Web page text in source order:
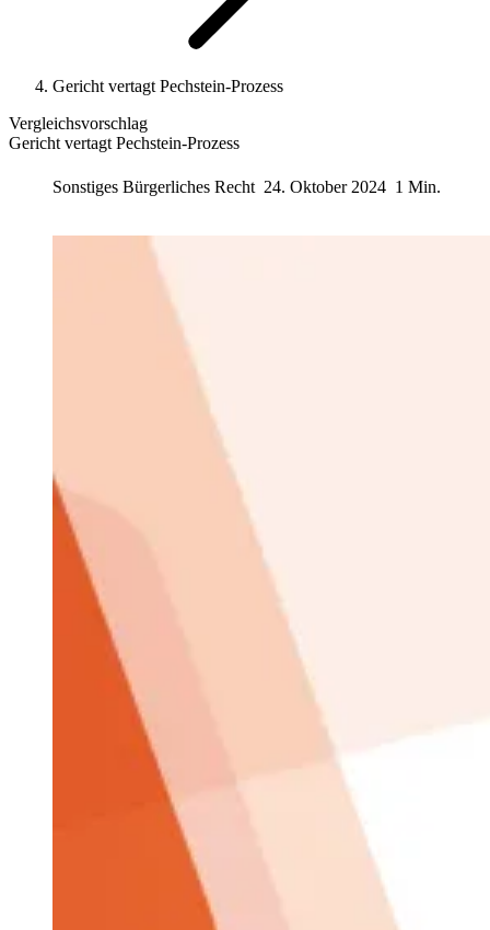
Gericht vertagt Pechstein-Prozess
Vergleichsvorschlag
Gericht vertagt Pechstein-Prozess
Sonstiges Bürgerliches Recht 24. Oktober 2024 1 Min.